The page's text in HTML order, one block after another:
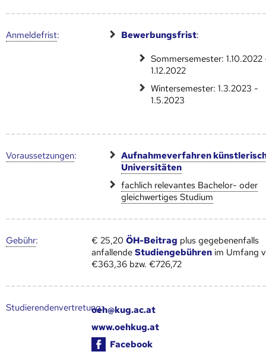
Anmelde­frist: Bewerbungsfrist:
Sommersemester: 1.10.2022
1.12.2022
Wintersemester: 1.3.2023 -
1.5.2023
Voraus­setzungen:
Aufnahmeverfahren
Universitäten
fachlich relevantes Bachelor- oder
gleichwertiges Studium
Gebühr: € 25,20ÖH-Beitrag plus gegebenenfalls
anfallendeStudiengebühren im Umfang
€363,36 bzw. €726,72
Studierendenvertretung:oeh@kug.ac.at
www.oehkug.at
Facebook